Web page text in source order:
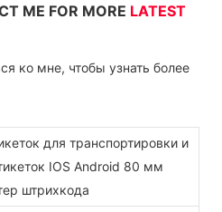
ME FOR MORE LATEST
ко мне, чтобы узнать более
для транспортировки и
IOS Android 80 мм
штрихкода